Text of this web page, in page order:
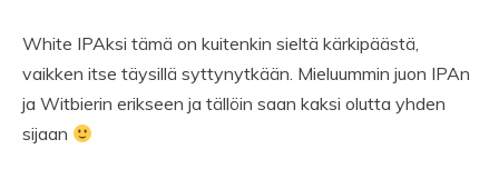
White IPAksi tämä on kuitenkin sieltä kärkipäästä,
vaikken itse täysillä syttynytkään. Mieluummin juon IPAn
ja Witbierin erikseen ja tällöin saan kaksi olutta yhden
sijaan